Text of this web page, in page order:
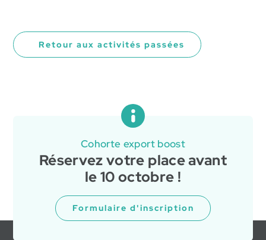
Retour aux activités passées
Cohorte export boost
Réservez votre place avant
le 10 octobre !
Formulaire d'inscription